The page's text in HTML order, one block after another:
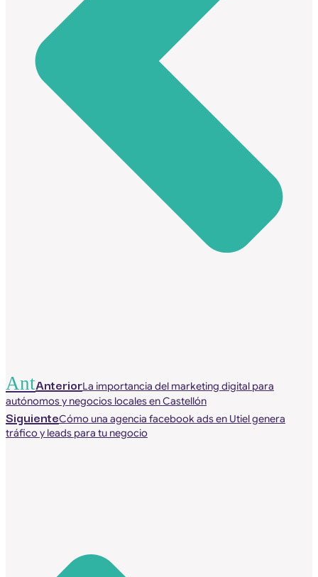
AntAnteriorLa importancia del marketing digital para
autónomos y negocios locales en Castellón
SiguienteCómo una agencia facebook ads en Utiel genera
tráfico y leads para tu negocio